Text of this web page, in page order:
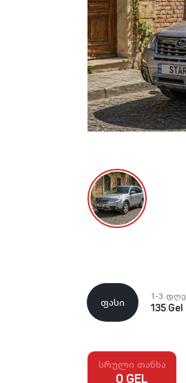
ფასი
1-3 დღე
135 Gel
სრული თანხა
0 GEL